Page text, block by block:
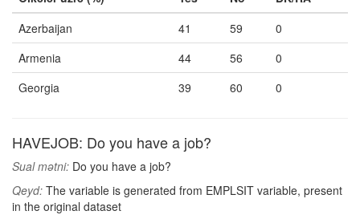
Azerbaijan
41 59
0
Armenia
44 56
0
Georgia
39 60 0
HAVEJOB: Do you have a job?
Sual mətni: Do you have a job?
Qeyd: The variable is generated from EMPLSIT variable, present
in the original dataset